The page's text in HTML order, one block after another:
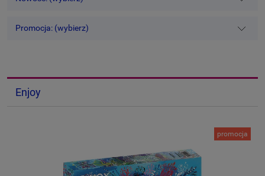
Promocja: (wybierz)
Enjoy
promocja